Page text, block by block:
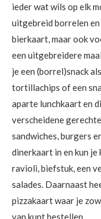
ieder wat wils op elk
uitgebreid borrelen en
bierkaart, maar ook
een uitgebreidere
je een (borrel)snack
tortillachips of een
aparte lunchkaart en
verscheidene
sandwiches, burgers
dinerkaart in en kun je
ravioli, biefstuk, een
salades. Daarnaast
pizzakaart waar je
van kunt bestellen.